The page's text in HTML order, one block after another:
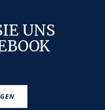
UNS